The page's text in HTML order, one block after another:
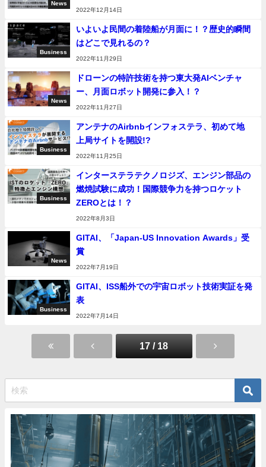
News
2022年12月14日
Business
いよいよ民間の着陸船が月面に！？歴史的瞬間
はどこで見れるの？
2022年11月29日
News
ドローンの特許技術を持つ東大発AIベンチャ
ー、月面ロボット開発に参入！？
2022年11月27日
Business
アンテナのAirbnbインフォステラ、初めて地
上局サイトを開設!?
2022年11月25日
Business
インターステラテクノロジズ、エンジン部品の
燃焼試験に成功！国際競争力を持つロケット
ZEROとは！？
2022年8月3日
News
GITAI、「Japan-US Innovation Awards」受
賞
2022年7月19日
Business
GITAI、ISS船外での宇宙ロボット技術実証を発
表
2022年7月14日
17 / 18